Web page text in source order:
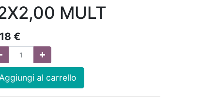
MULT
€
al carrello